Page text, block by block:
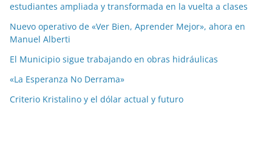
estudiantes ampliada y transformada en la vuelta a clases
Nuevo operativo de «Ver Bien, Aprender Mejor», ahora en
Manuel Alberti
El Municipio sigue trabajando en obras hidráulicas
«La Esperanza No Derrama»
Criterio Kristalino y el dólar actual y futuro